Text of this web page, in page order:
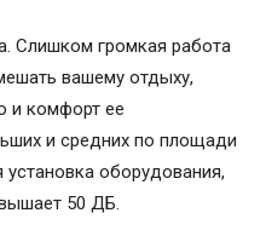
Слишком громкая работа
вашему отдыху,
и комфорт ее
и средних по площади
оборудования,
50 ДБ.